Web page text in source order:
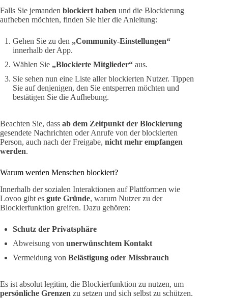
Falls Sie jemanden blockiert haben und die Blockierung
aufheben möchten, finden Sie hier die Anleitung:
Gehen Sie zu den „Community-Einstellungen“
innerhalb der App.
Wählen Sie „Blockierte Mitglieder“ aus.
Sie sehen nun eine Liste aller blockierten Nutzer. Tippen
Sie auf denjenigen, den Sie entsperren möchten und
bestätigen Sie die Aufhebung.
Beachten Sie, dass ab dem Zeitpunkt der Blockierung
gesendete Nachrichten oder Anrufe von der blockierten
Person, auch nach der Freigabe, nicht mehr empfangen
werden.
Warum werden Menschen blockiert?
Innerhalb der sozialen Interaktionen auf Plattformen wie
Lovoo gibt es gute Gründe, warum Nutzer zu der
Blockierfunktion greifen. Dazu gehören:
Schutz der Privatsphäre
Abweisung von unerwünschtem Kontakt
Vermeidung von Belästigung oder Missbrauch
Es ist absolut legitim, die Blockierfunktion zu nutzen, um
persönliche Grenzen zu setzen und sich selbst zu schützen.